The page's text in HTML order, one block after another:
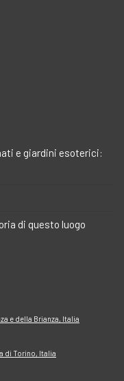
e giardini esoterici:
di questo luogo
e della Brianza, Italia
di Torino, Italia